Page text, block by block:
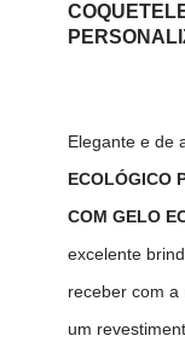
Elegante e de
ECOLÓGICO
COM GELO
excelente
receber com a
um